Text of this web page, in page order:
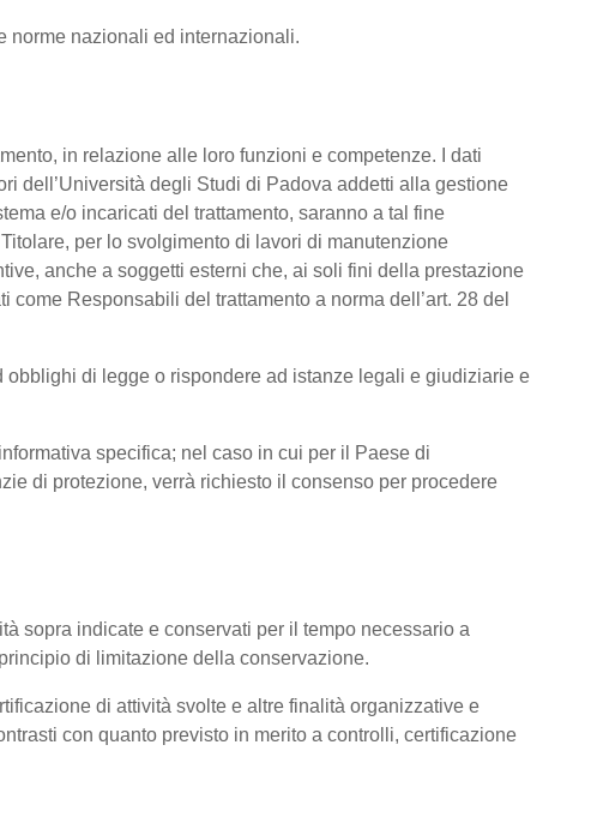
norme nazionali ed internazionali.
in relazione alle loro funzioni e competenze. I dati
dell’Università degli Studi di Padova addetti alla gestione
e/o incaricati del trattamento, saranno a tal fine
per lo svolgimento di lavori di manutenzione
anche a soggetti esterni che, ai soli fini della prestazione
Responsabili del trattamento a norma dell’art. 28 del
di legge o rispondere ad istanze legali e giudiziarie e
specifica; nel caso in cui per il Paese di
di protezione, verrà richiesto il consenso per procedere
sopra indicate e conservati per il tempo necessario a
di limitazione della conservazione.
di attività svolte e altre finalità organizzative e
con quanto previsto in merito a controlli, certificazione